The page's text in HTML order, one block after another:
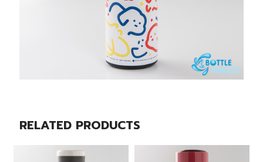
RELATED PRODUCTS